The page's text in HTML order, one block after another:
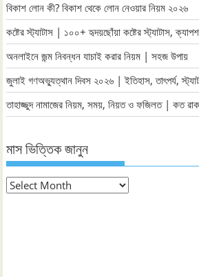
বিকাশ লোন কী? বিকাশ থেকে লোন নেওয়ার নিয়ম ২০২৬
কষ্টের স্ট্যাটাস | ১০০+ হৃদয়ছোঁয়া কষ্টের স্ট্যাটাস,
অনলাইনে জন্ম নিবন্ধন যাচাই করার নিয়ম | সহজ উপায়
জুলাই গণঅভ্যুত্থান দিবস ২০২৬ | ইতিহাস, তাৎপর্য,
তাহাজ্জুদ নামাজের নিয়ম, সময়, নিয়ত ও ফজিলত | কত
মাস ভিত্তিক জানুন
মাস